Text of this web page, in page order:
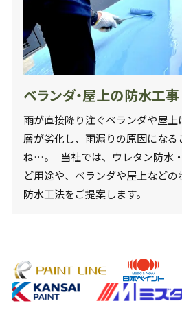
ベランダ・屋上の防水工事
雨が直接降り注ぐベランダや屋
層が劣化し、雨漏りの原因になる
ね…。 当社では、ウレタン防水
ど用途や、ベランダや屋上など
防水工法をご提案します。